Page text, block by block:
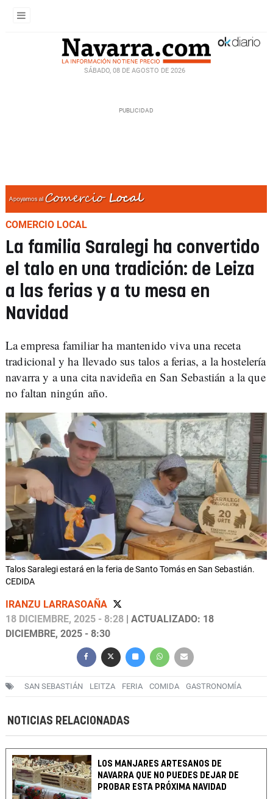
SÁBADO, 08 DE AGOSTO DE 2026
COMERCIO LOCAL
La familia Saralegi ha convertido
el talo en una tradición: de Leiza
a las ferias y a tu mesa en
Navidad
La empresa familiar ha mantenido viva una receta
tradicional y ha llevado sus talos a ferias, a la hostelería
navarra y a una cita navideña en San Sebastián a la que
no faltan ningún año.
Talos Saralegi estará en la feria de Santo Tomás en San Sebastián.
CEDIDA
IRANZU LARRASOAÑA
18 DICIEMBRE, 2025 - 8:28 | ACTUALIZADO: 18
DICIEMBRE, 2025 - 8:30
SAN SEBASTIÁN LEITZA FERIA COMIDA GASTRONOMÍA
NOTICIAS RELACIONADAS
LOS MANJARES ARTESANOS DE
NAVARRA QUE NO PUEDES DEJAR DE
PROBAR ESTA PRÓXIMA NAVIDAD